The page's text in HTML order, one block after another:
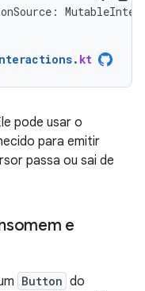
:
. kt
pode usar o
para emitir
passa ou sai de
e
Button do